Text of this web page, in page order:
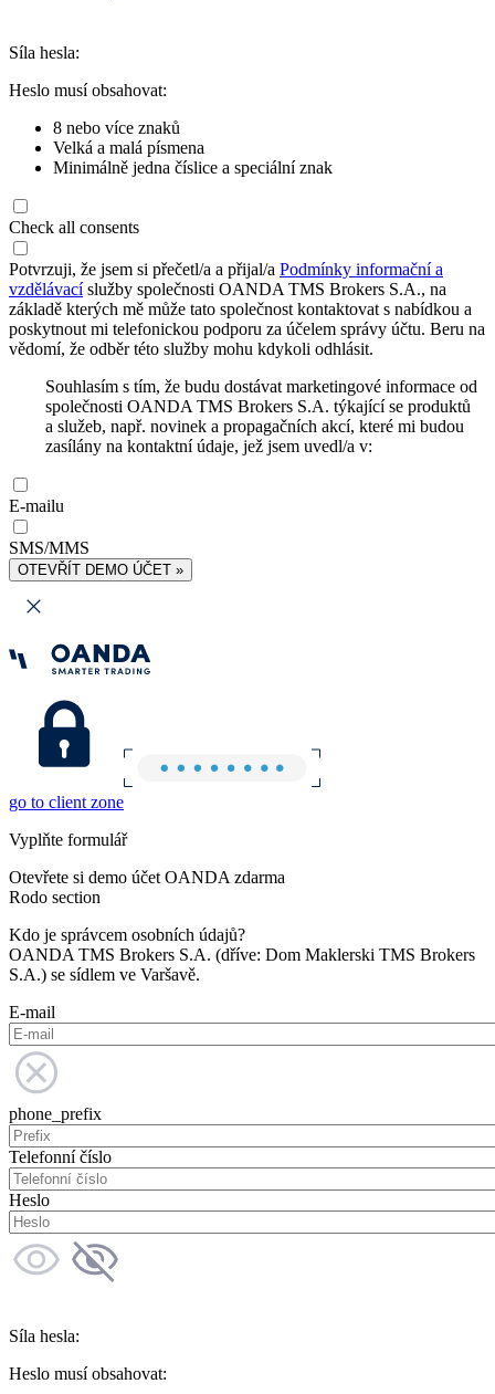
Síla hesla:
Heslo musí obsahovat:
8 nebo více znaků
Velká a malá písmena
Minimálně jedna číslice a speciální znak
Check all consents
Potvrzuji, že jsem si přečetl/a a přijal/a Podmínky informační a
vzdělávacíslužby společnosti OANDA TMS Brokers S.A., na
základě kterých mě může tato společnost kontaktovat s nabídkou a
poskytnout mi telefonickou podporu za účelem správy účtu. Beru na
vědomí, že odběr této služby mohu kdykoli odhlásit.
Souhlasím s tím, že budu dostávat marketingové informace od
společnosti OANDA TMS Brokers S.A. týkající se produktů
a služeb, např. novinek a propagačních akcí, které mi budou
zasílány na kontaktní údaje, jež jsem uvedl/a v:
E-mailu
SMS/MMS
OTEVŘÍT DEMO ÚČET »
go to client zone
Vyplňte formulář
Otevřete si demo účet OANDA zdarma
Rodo section
Kdo je správcem osobních údajů?
OANDA TMS Brokers S.A. (dříve: Dom Maklerski TMS Brokers
S.A.) se sídlem ve Varšavě.
E-mail
phone_prefix
Telefonní číslo
Heslo
Síla hesla:
Heslo musí obsahovat: